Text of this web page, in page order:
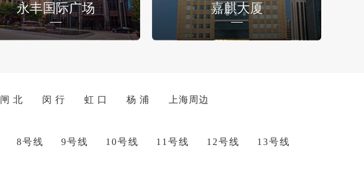
永丰国际广场 嘉麒大厦
闸 北 闵 行 虹 口 杨 浦 上海周边
8号线 9号线 10号线 11号线 12号线 13号线